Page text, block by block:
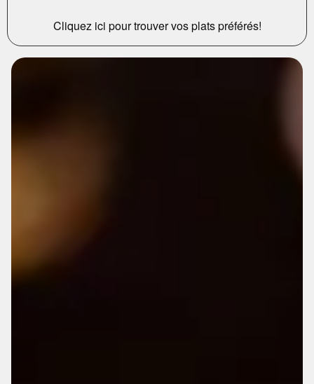
Cliquez ici pour trouver vos plats préférés!